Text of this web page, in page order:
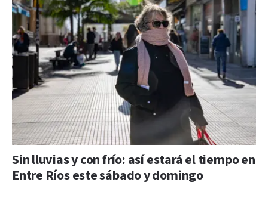
Sin lluvias y con frío: así estará el tiempo en
Entre Ríos este sábado y domingo